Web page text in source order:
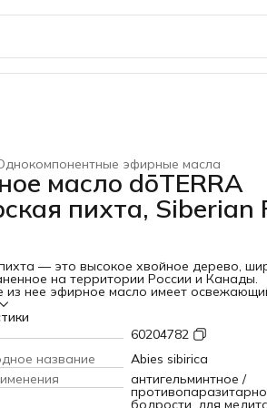
эфирные масла
масло dōTERRA
пихта, Siberian
— это высокое хвойное дерево,
на территории России и Канады.
из нее эфирное масло имеет
известный успокаивающими и
свойствами. Эфирное масло
уникальный химический состав:
за большую часть его целебных
оказывает на кожу успокаивающее
чему идеально подходит для
массажа. При распылении оно
и умиротворяет.
60204782
название
Abies sibirica
антигельминтное /
бодрости, для